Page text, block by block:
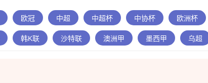
欧冠 中超 中超杯 中协杯 欧洲杯
韩K联 沙特联 澳洲甲 墨西甲 乌超